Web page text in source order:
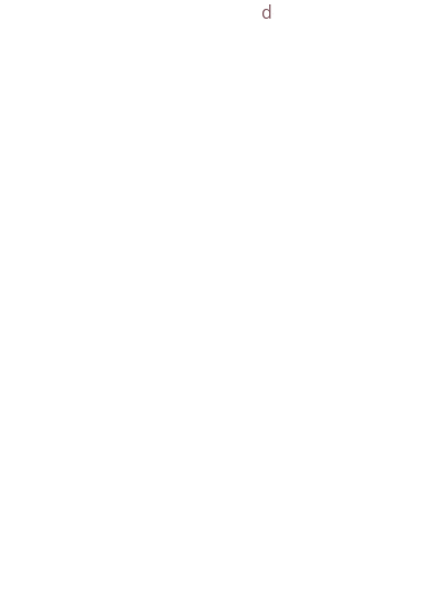
de peatones inteligentes